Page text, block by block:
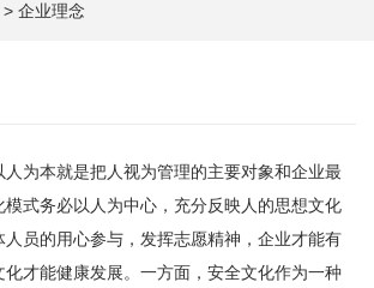
> 企业理念
人为本就是把人视为管理的主要对象和企业最
式务必以人为中心，充分反映人的思想文化
员的用心参与，发挥志愿精神，企业才能有
才能健康发展。一方面，安全文化作为一种